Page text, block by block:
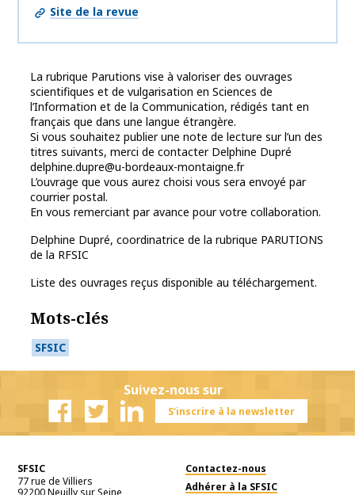
Site de la revue
La rubrique Parutions vise à valoriser des ouvrages
scientifiques et de vulgarisation en Sciences de
l’Information et de la Communication, rédigés tant en
français que dans une langue étrangère.
Si vous souhaitez publier une note de lecture sur l’un des
titres suivants, merci de contacter Delphine Dupré
delphine.dupre@u-bordeaux-montaigne.fr
L’ouvrage que vous aurez choisi vous sera envoyé par
courrier postal.
En vous remerciant par avance pour votre collaboration.
Delphine Dupré, coordinatrice de la rubrique PARUTIONS
de la RFSIC
Liste des ouvrages reçus disponible au téléchargement.
Mots-clés
SFSIC
Suivez-nous sur
S'inscrire à la newsletter
SFSIC
77 rue de Villiers
Contactez-nous
Adhérer à la SFSIC